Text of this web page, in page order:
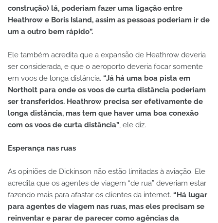
construção) lá, poderiam fazer uma ligação entre
Heathrow e Boris Island, assim as pessoas poderiam ir de
um a outro bem rápido”.
Ele também acredita que a expansão de Heathrow deveria
ser considerada, e que o aeroporto deveria focar somente
em voos de longa distância. “Já há uma boa pista em
Northolt para onde os voos de curta distância poderiam
ser transferidos. Heathrow precisa ser efetivamente de
longa distância, mas tem que haver uma boa conexão
com os voos de curta distância”, ele diz.
Esperança nas ruas
As opiniões de Dickinson não estão limitadas à aviação. Ele
acredita que os agentes de viagem “de rua” deveriam estar
fazendo mais para afastar os clientes da internet. “Há lugar
para agentes de viagem nas ruas, mas eles precisam se
reinventar e parar de parecer como agências da